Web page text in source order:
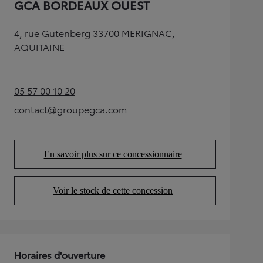
GCA BORDEAUX OUEST
4, rue Gutenberg 33700 MERIGNAC,
AQUITAINE
05 57 00 10 20(Opens in new tab)
contact@groupegca.com
(Opens in new tab)
En savoir plus sur ce concessionnaire
(Opens in new tab)
Voir le stock de cette concession
(Opens in new tab)
Horaires d'ouverture